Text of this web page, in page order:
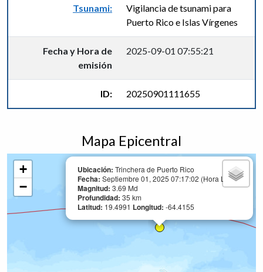
Tsunami:
Vigilancia de tsunami para
Puerto Rico e Islas Vírgenes
Fecha y Hora de
emisión
2025-09-01 07:55:21
ID: 20250901111655
Mapa Epicentral
Ubicación: Trinchera de Puerto Rico
Fecha: Septiembre 01, 2025 07:17:02 (Hora Local)
Magnitud: 3.69 Md
Profundidad: 35 km
Latitud: 19.4991 Longitud: -64.4155
+
−